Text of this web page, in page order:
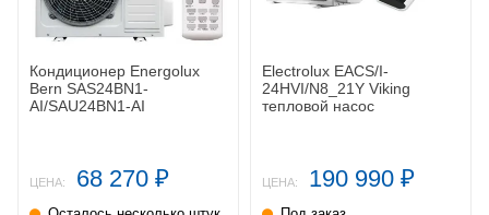
Кондиционер Energolux
Bern SAS24BN1-
AI/SAU24BN1-AI
ЦЕНА: 68 270 ₽
Electrolux EACS/I-
24HVI/N8_21Y Viking
тепловой насос
ЦЕНА: 190 990 ₽